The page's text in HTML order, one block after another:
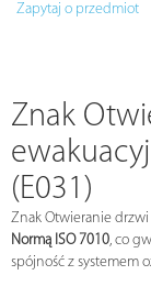
Zapytaj o przedmiot
Znak
(E031)
Znak Otwieranie drzwi
Normą ISO 7010, co
spójność z systemem